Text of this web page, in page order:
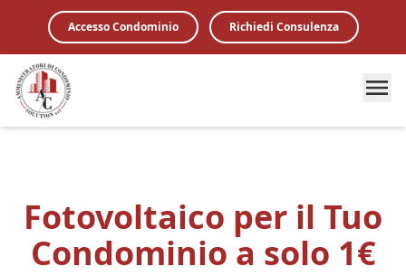
Accesso Condominio Richiedi Consulenza
Fotovoltaico per il Tuo
Condominio a solo 1€